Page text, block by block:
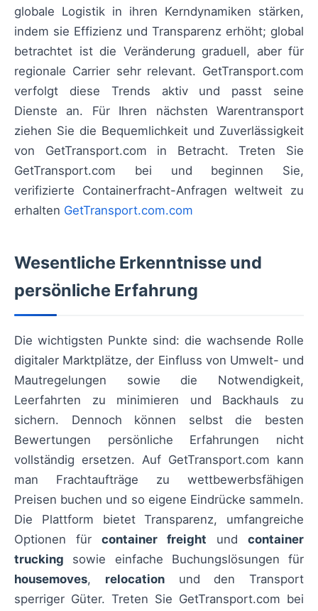
globale Logistik in ihren Kerndynamiken stärken,
indem sie Effizienz und Transparenz erhöht; global
betrachtet ist die Veränderung graduell, aber für
regionale Carrier sehr relevant. GetTransport.com
verfolgt diese Trends aktiv und passt seine
Dienste an. Für Ihren nächsten Warentransport
ziehen Sie die Bequemlichkeit und Zuverlässigkeit
von GetTransport.com in Betracht. Treten Sie
GetTransport.com bei und beginnen Sie,
verifizierte Containerfracht-Anfragen weltweit zu
erhalten GetTransport.com.com
Wesentliche Erkenntnisse und
persönliche Erfahrung
Die wichtigsten Punkte sind: die wachsende Rolle
digitaler Marktplätze, der Einfluss von Umwelt- und
Mautregelungen sowie die Notwendigkeit,
Leerfahrten zu minimieren und Backhauls zu
sichern. Dennoch können selbst die besten
Bewertungen persönliche Erfahrungen nicht
vollständig ersetzen. Auf GetTransport.com kann
man Frachtaufträge zu wettbewerbsfähigen
Preisen buchen und so eigene Eindrücke sammeln.
Die Plattform bietet Transparenz, umfangreiche
Optionen für container freight und container
trucking sowie einfache Buchungslösungen für
housemoves, relocationund den Transport
sperriger Güter. Treten Sie GetTransport.com bei